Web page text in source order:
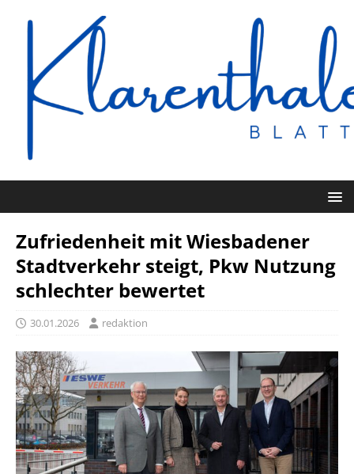
Zufriedenheit mit Wiesbadener
Stadtverkehr steigt, Pkw Nutzung
schlechter bewertet
30.01.2026 redaktion